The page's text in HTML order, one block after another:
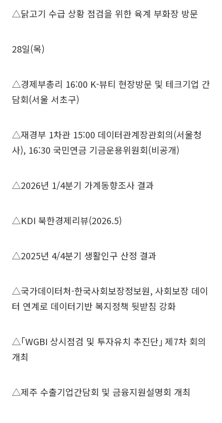
△닭고기 수급 상황 점검을 위한 육계 부화장 방문
28일(목)
△경제부총리 16:00 K-뷰티 현장방문 및 테크기업 간
담회(서울 서초구)
△재경부 1차관 15:00 데이터관계장관회의(서울청
사), 16:30 국민연금 기금운용위원회(비공개)
△2026년 1/4분기 가계동향조사 결과
△KDI 북한경제리뷰(2026.5)
△2025년 4/4분기 생활인구 산정 결과
△국가데이터처-한국사회보장정보원, 사회보장 데이
터 연계로 데이터기반 복지정책 뒷받침 강화
△｢WGBI 상시점검 및 투자유치 추진단｣ 제7차 회의
개최
△제주 수출기업간담회 및 금융지원설명회 개최